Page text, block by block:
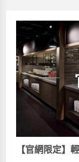
【官網限定】